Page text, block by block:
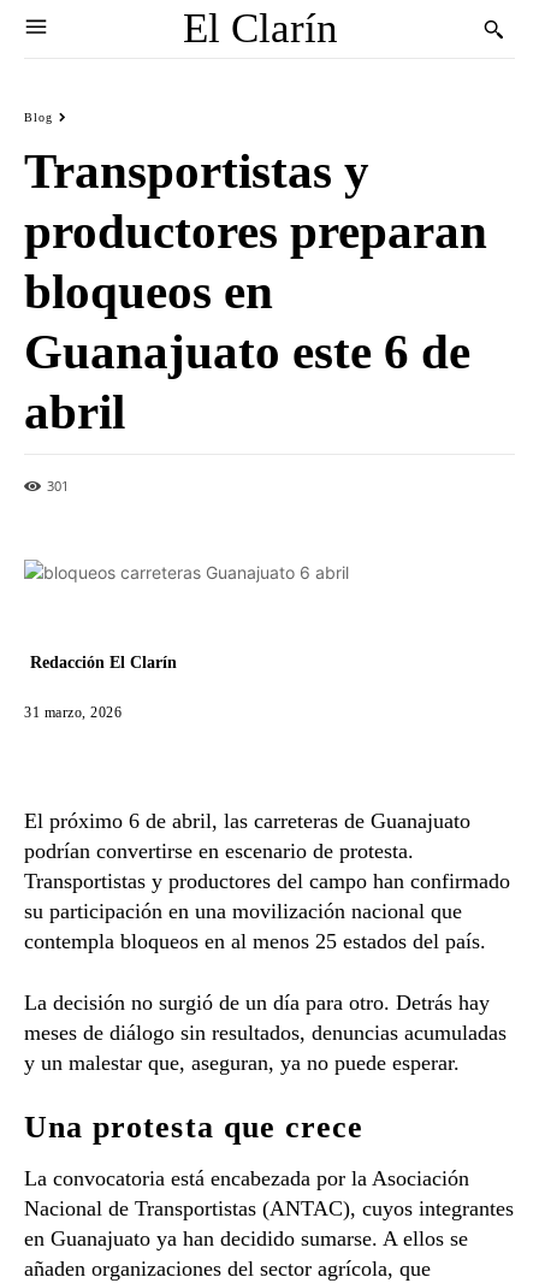
El Clarín
Blog
Transportistas y
productores preparan
bloqueos en
Guanajuato este 6 de
abril
301
Redacción El Clarín
31 marzo, 2026
El próximo 6 de abril, las carreteras de Guanajuato
podrían convertirse en escenario de protesta.
Transportistas y productores del campo han confirmado
su participación en una movilización nacional que
contempla bloqueos en al menos 25 estados del país.
La decisión no surgió de un día para otro. Detrás hay
meses de diálogo sin resultados, denuncias acumuladas
y un malestar que, aseguran, ya no puede esperar.
Una protesta que crece
La convocatoria está encabezada por la Asociación
Nacional de Transportistas (ANTAC), cuyos integrantes
en Guanajuato ya han decidido sumarse. A ellos se
añaden organizaciones del sector agrícola, que